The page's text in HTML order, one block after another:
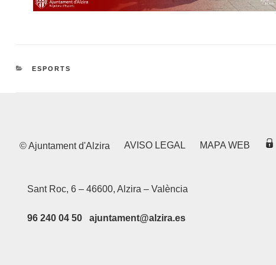
CATEGORIES
ESPORTS
© Ajuntament d'Alzira AVISO LEGAL MAPA WEB
Sant Roc, 6 – 46600, Alzira – València
96 240 04 50 ajuntament@alzira.es